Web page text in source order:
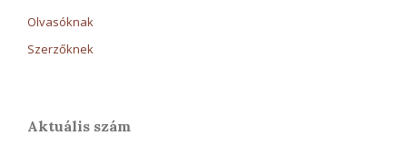
Olvasóknak
Szerzőknek
Aktuális szám